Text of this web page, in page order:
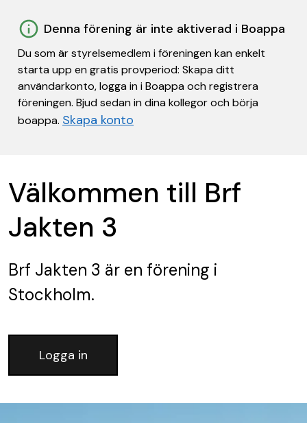
Denna förening är inte aktiverad i Boappa
Du som är styrelsemedlem i föreningen kan enkelt
starta upp en gratis provperiod: Skapa ditt
användarkonto, logga in i Boappa och registrera
föreningen. Bjud sedan in dina kollegor och börja
boappa. Skapa konto
Välkommen till Brf
Jakten 3
Brf Jakten 3 är en förening i
Stockholm.
Logga in